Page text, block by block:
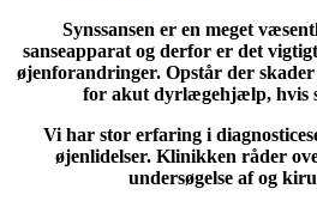
Synssansen er en meget
sanseapparat og derfor er det
øjenforandringer. Opstår der
for akut dyrlægehjælp, hvis
Vi har stor erfaring i
øjenlidelser. Klinikken råder
undersøgelse af og